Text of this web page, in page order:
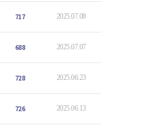
717 2025.07.08
688 2025.07.07
728 2025.06.23
726 2025.06.13